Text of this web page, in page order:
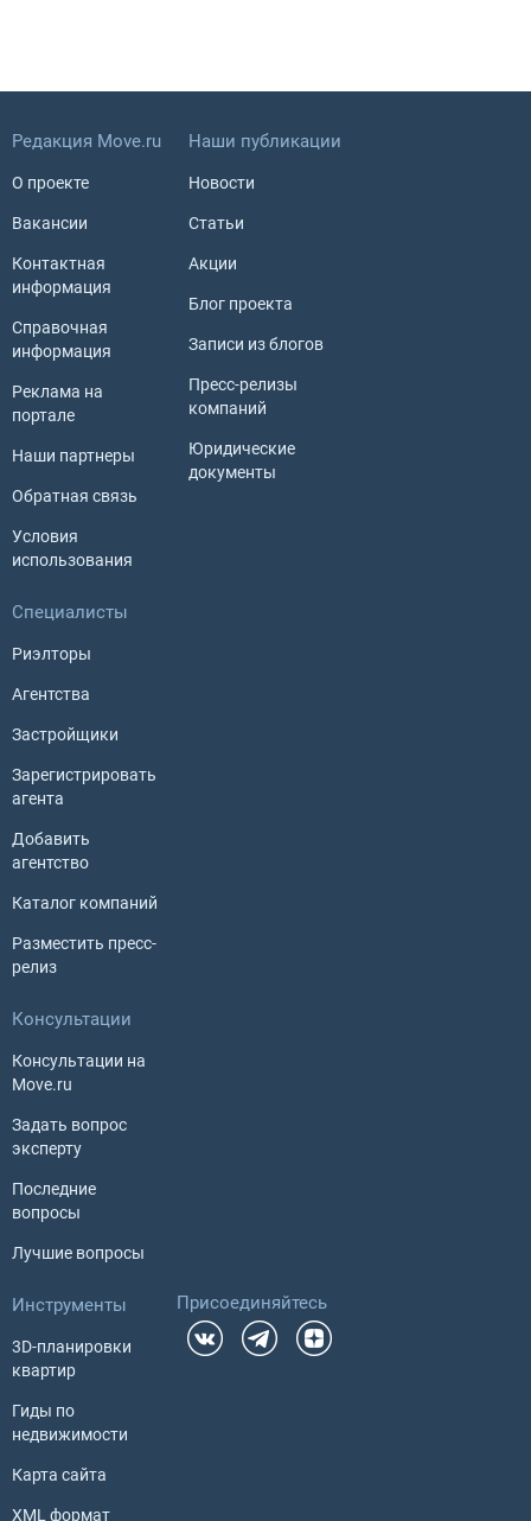
Редакция Move.ru
О проекте
Вакансии
Контактная
информация
Справочная
информация
Реклама на
портале
Наши партнеры
Обратная связь
Условия
использования
Наши публикации
Новости
Статьи
Акции
Блог проекта
Записи из блогов
Пресс-релизы
компаний
Юридические
документы
Специалисты
Риэлторы
Агентства
Застройщики
Зарегистрировать
агента
Добавить
агентство
Каталог компаний
Разместить пресс-
релиз
Консультации
Консультации на
Move.ru
Задать вопрос
эксперту
Последние
вопросы
Лучшие вопросы
Инструменты
3D-планировки
квартир
Гиды по
недвижимости
Карта сайта
XML формат
Присоединяйтесь